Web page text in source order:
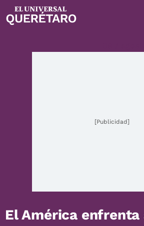
09 /
[Publicidad]
El América enfrenta